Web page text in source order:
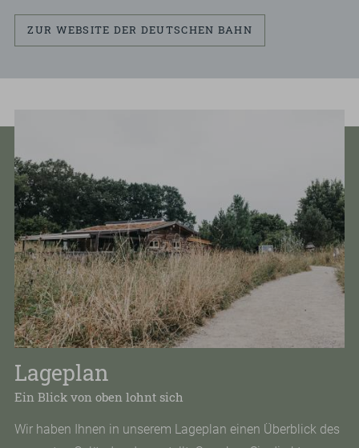
ZUR WEBSITE DER DEUTSCHEN BAHN
Lageplan
Ein Blick von oben lohnt sich
Wir haben Ihnen in unserem Lageplan einen Überblick des